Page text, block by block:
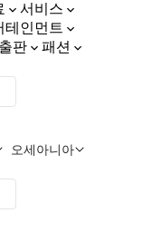
서비스
테인먼트
출판
패션
오세아니아